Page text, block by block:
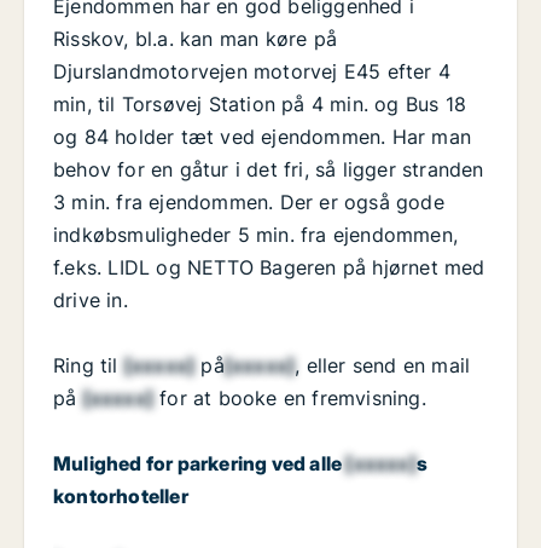
Ejendommen har en god beliggenhed i
Risskov, bl.a. kan man køre på
Djurslandmotorvejen motorvej E45 efter 4
min, til Torsøvej Station på 4 min. og Bus 18
og 84 holder tæt ved ejendommen. Har man
behov for en gåtur i det fri, så ligger stranden
3 min. fra ejendommen. Der er også gode
indkøbsmuligheder 5 min. fra ejendommen,
f.eks. LIDL og NETTO Bageren på hjørnet med
drive in.
Ring til[xxxxx]på[xxxxx], eller send en mail
på[xxxxx]for at booke en fremvisning.
Mulighed for parkering ved alle[xxxxx]s
kontorhoteller